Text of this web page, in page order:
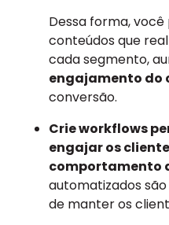
Dessa forma,
conteúdos que
cada segmento,
engajamento do
conversão.
Crie workflows
engajar os
comportamento
automatizados
de manter os